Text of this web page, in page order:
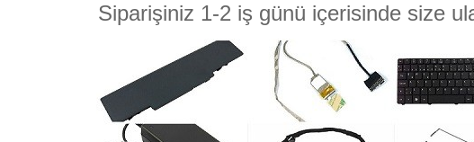
Siparişiniz 1-2 iş günü içerisinde size